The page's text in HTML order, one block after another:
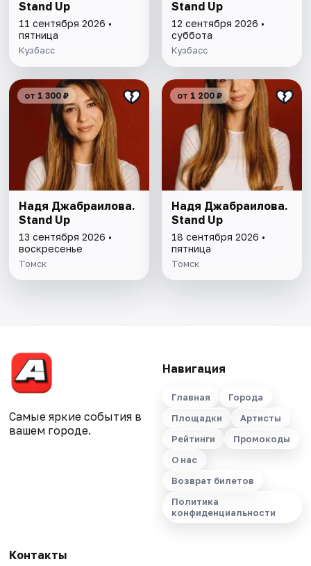
Stand Up
11 сентября 2026 •
пятница
Кузбасс
Stand Up
12 сентября 2026 •
суббота
Кузбасс
от 1 300 ₽
Надя Джабраилова.
Stand Up
13 сентября 2026 •
воскресенье
Томск
от 1 200 ₽
Надя Джабраилова.
Stand Up
18 сентября 2026 •
пятница
Томск
Самые яркие события в
вашем городе.
Навигация
Главная
Города
Площадки
Артисты
Рейтинги
Промокоды
О нас
Возврат билетов
Политика
конфиденциальности
Контакты